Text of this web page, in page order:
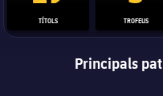
TÍTOLS TROFEUS
Principals